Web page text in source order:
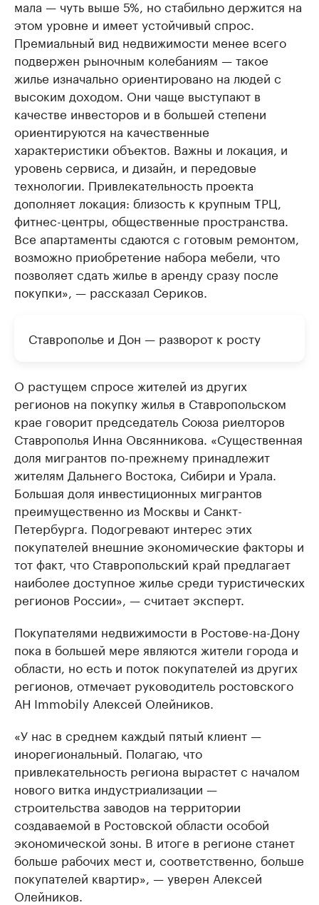
мала — чуть выше 5%, но стабильно держится на
этом уровне и имеет устойчивый спрос.
Премиальный вид недвижимости менее всего
подвержен рыночным колебаниям — такое
жилье изначально ориентировано на людей с
высоким доходом. Они чаще выступают в
качестве инвесторов и в большей степени
ориентируются на качественные
характеристики объектов. Важны и локация, и
уровень сервиса, и дизайн, и передовые
технологии. Привлекательность проекта
дополняет локация: близость к крупным ТРЦ,
фитнес-центры, общественные пространства.
Все апартаменты сдаются с готовым ремонтом,
возможно приобретение набора мебели, что
позволяет сдать жилье в аренду сразу после
покупки», — рассказал Сериков.
Ставрополье и Дон — разворот к росту
О растущем спросе жителей из других
регионов на покупку жилья в Ставропольском
крае говорит председатель Союза риелторов
Ставрополья Инна Овсянникова. «Существенная
доля мигрантов по-прежнему принадлежит
жителям Дальнего Востока, Сибири и Урала.
Большая доля инвестиционных мигрантов
преимущественно из Москвы и Санкт-
Петербурга. Подогревают интерес этих
покупателей внешние экономические факторы и
тот факт, что Ставропольский край предлагает
наиболее доступное жилье среди туристических
регионов России», — считает эксперт.
Покупателями недвижимости в Ростове-на-Дону
пока в большей мере являются жители города и
области, но есть и поток покупателей из других
регионов, отмечает руководитель ростовского
АН Immobily Алексей Олейников.
«У нас в среднем каждый пятый клиент —
инорегиональный. Полагаю, что
привлекательность региона вырастет с началом
нового витка индустриализации —
строительства заводов на территории
создаваемой в Ростовской области особой
экономической зоны. В итоге в регионе станет
больше рабочих мест и, соответственно, больше
покупателей квартир», — уверен Алексей
Олейников.